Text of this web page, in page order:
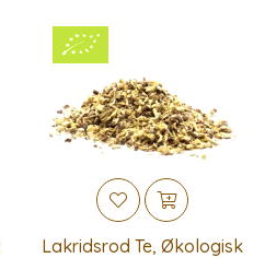
Lakridsrod Te, Økologisk